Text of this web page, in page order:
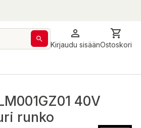
Kirjaudu sisäänOstoskori
40V
runko